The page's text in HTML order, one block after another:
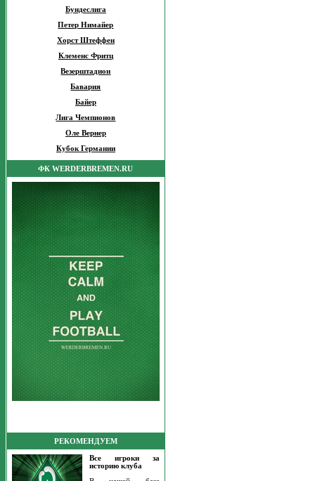
Бундеслига
Петер Нимайер
Хорст Штеффен
Клеменс Фритц
Везерштадион
Бавария
Байер
Лига Чемпионов
Оле Вернер
Кубок Германии
ФК WERDERBREMEN.RU
РЕКОМЕНДУЕМ
Все игроки за
историю клуба